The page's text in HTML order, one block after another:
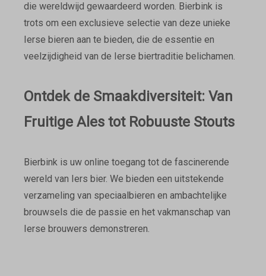
die wereldwijd gewaardeerd worden. Bierbink is
trots om een exclusieve selectie van deze unieke
Ierse bieren aan te bieden, die de essentie en
veelzijdigheid van de Ierse biertraditie belichamen.
Ontdek de Smaakdiversiteit: Van
Fruitige Ales tot Robuuste Stouts
Bierbink is uw online toegang tot de fascinerende
wereld van Iers bier. We bieden een uitstekende
verzameling van speciaalbieren en ambachtelijke
brouwsels die de passie en het vakmanschap van
Ierse brouwers demonstreren.